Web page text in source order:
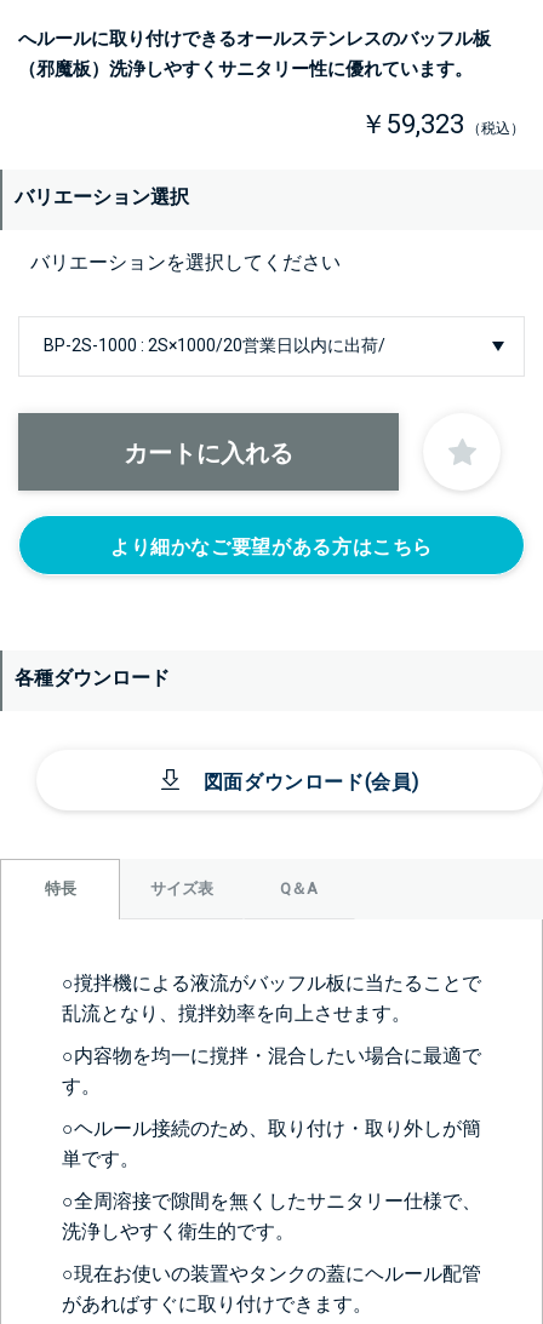
へルールに取り付けできるオールステンレスのバッフル板
（邪魔板）洗浄しやすくサニタリー性に優れています。
￥59,323 （税込）
バリエーション選択
バリエーションを選択してください
より細かなご要望がある方はこちら
各種ダウンロード
図面ダウンロード(会員)
特長 サイズ表 Q＆A
○撹拌機による液流がバッフル板に当たることで
乱流となり、撹拌効率を向上させます。
○内容物を均一に撹拌・混合したい場合に最適で
す。
○ヘルール接続のため、取り付け・取り外しが簡
単です。
○全周溶接で隙間を無くしたサニタリー仕様で、
洗浄しやすく衛生的です。
○現在お使いの装置やタンクの蓋にヘルール配管
があればすぐに取り付けできます。